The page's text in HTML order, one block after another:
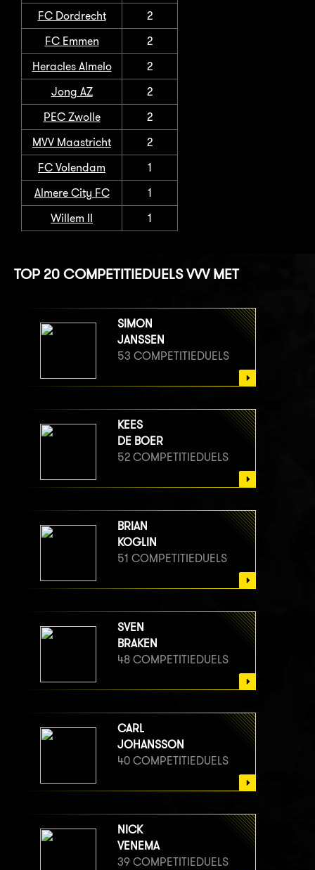
FC Dordrecht
2
FC Emmen
2
Heracles Almelo
2
Jong AZ
2
PEC Zwolle
2
MVV Maastricht
2
FC Volendam
1
Almere City FC
1
Willem II
1
TOP 20 COMPETITIEDUELS VVV MET
SIMON
JANSSEN
53 COMPETITIEDUELS
KEES
DE BOER
52 COMPETITIEDUELS
BRIAN
KOGLIN
51 COMPETITIEDUELS
SVEN
BRAKEN
48 COMPETITIEDUELS
CARL
JOHANSSON
40 COMPETITIEDUELS
NICK
VENEMA
39 COMPETITIEDUELS